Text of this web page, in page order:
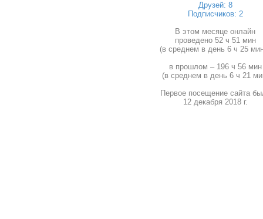
Друзей: 8
Подписчиков: 2
В этом месяце онлайн
проведено 52 ч 51 мин
(в среднем в день 6 ч 25
в прошлом – 196 ч 56 мин
(в среднем в день 6 ч 21
Первое посещение сайта
12 декабря 2018 г.